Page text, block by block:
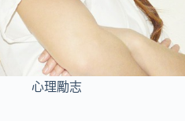
心理勵志